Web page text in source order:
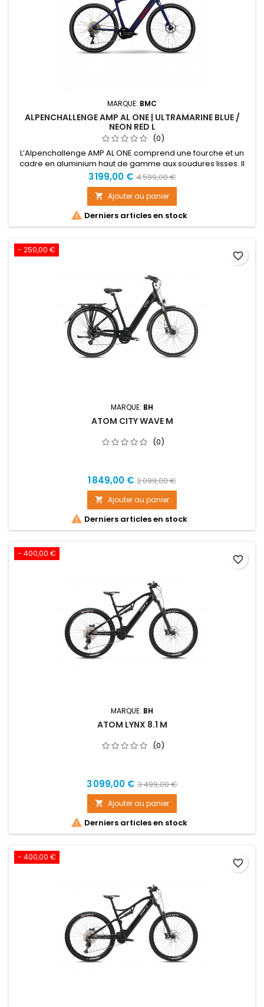
MARQUE: BMC
ALPENCHALLENGE AMP AL ONE | ULTRAMARINE BLUE /
NEON RED L
(0)
L’Alpenchallenge AMP AL ONE comprend une fourche et un
cadre en aluminium haut de gamme aux soudures lisses. Il
est équipé d’une motorisation Bosch Performance CX et
d’une batterie intégrée PowerTube 625 Wh. Le cadre
présente un revêtement poudre pour une meilleure
durabilité, des fixations pour garde-boue et une potence ICS.
La transmission 11 vitesses...
Prix
3 199,00 € Prix
base
4 599,00 €
 Ajouter au panier
 Derniers articles en stock
- 250,00 €
MARQUE: BH
ATOM CITY WAVE M
(0)
Prix
1 849,00 € Prix
base
2 099,00 €
 Ajouter au panier
 Derniers articles en stock
favorite_border
- 400,00 €
MARQUE: BH
ATOM LYNX 8.1 M
(0)
Prix
3 099,00 € Prix
base
3 499,00 €
 Ajouter au panier
 Derniers articles en stock
favorite_border
- 400,00 €
favorite_border